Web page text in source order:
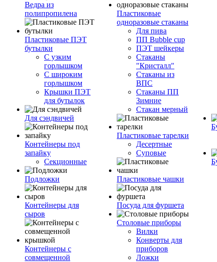
Ведра из
полипропилена
Пластиковые ПЭТ
бутылки
С узким
горлышком
С широким
горлышком
Крышки ПЭТ
для бутылок
Для сэндвичей
Контейнеры под
запайку
Секционные
Подложки
Контейнеры для
сыров
Контейнеры с
совмещенной
Пластиковые
одноразовые стаканы
Для пива
ПП Bubble cup
ПЭТ шейкеры
Стаканы
"Кристалл"
Стаканы из
ВПС
Стаканы ПП
Зимние
Стакан мерный
Пластиковые тарелки
Десертные
Суповые
Пластиковые чашки
Посуда для фуршета
Столовые приборы
Вилки
Конверты для
приборов
Ложки